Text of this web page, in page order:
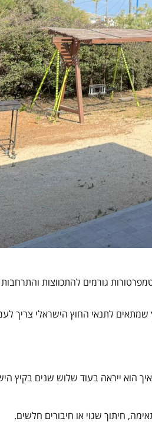
גורמים להתכווצות
לתנאי החוץ הישראלי צריך
הוא ייראה בעוד שלוש שנים בקיץ
חיתוך שגוי או חיבורים חלשים.